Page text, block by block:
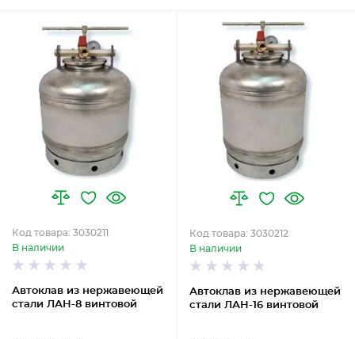
Автоклав из нержавеющей
стали ЛАН-8 винтовой
Код товара: 3030211
В наличии
Автоклав из нержавеющей
стали ЛАН-16 винтовой
Код товара: 3030212
В наличии